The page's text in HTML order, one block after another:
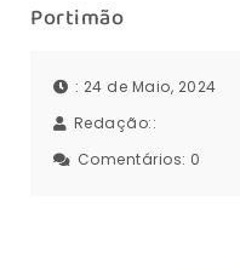
Portimão
: 24 de Maio, 2024
Redação::
Comentários: 0